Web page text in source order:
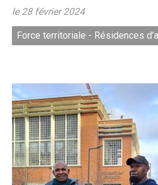
le 28 février 2024
Force territoriale - Résidences